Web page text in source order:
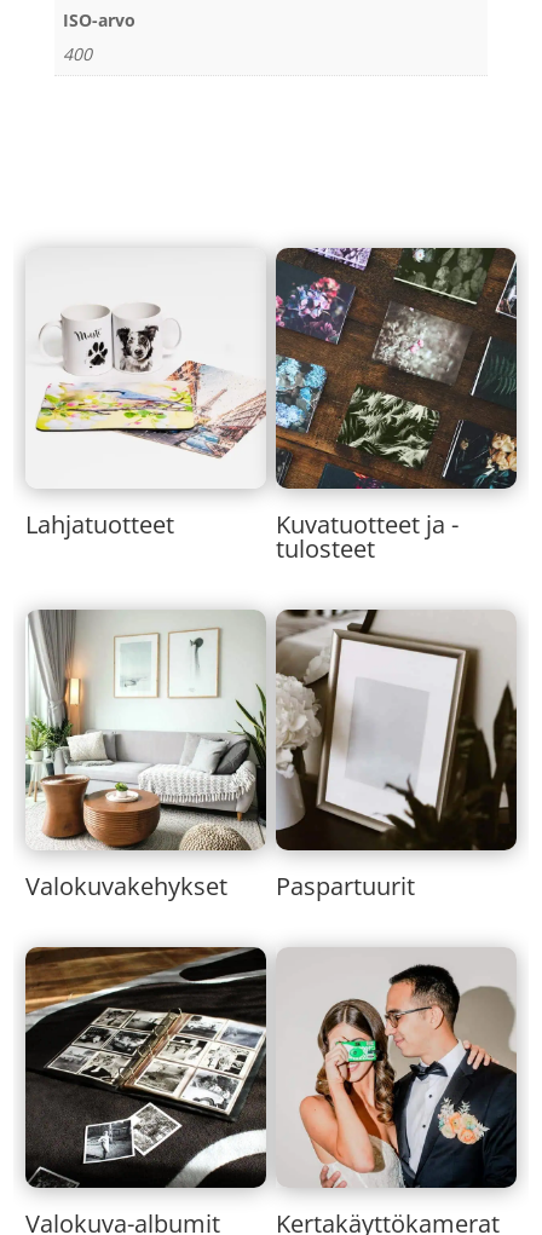
ISO-arvo
400
Lahjatuotteet Kuvatuotteet ja -
tulosteet
Valokuvakehykset Paspartuurit
Valokuva-albumit Kertakäyttökamerat